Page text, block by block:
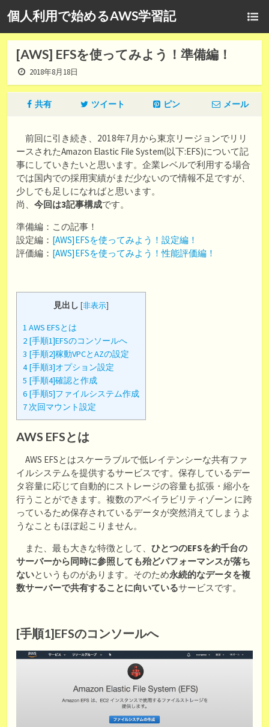
個人利用で始めるAWS学習記
[AWS] EFSを使ってみよう！準備編！
2018年8月18日
共有 ツイート ピン メール
前回に引き続き、2018年7月から東京リージョンでリリ
ースされたAmazon Elastic File System(以下:EFS)について記
事にしていきたいと思います。企業レベルで利用する場合
では国内での採用実績がまだ少ないので情報不足ですが、
少しでも足しになればと思います。
尚、 今回は3記事構成です。
準備編：この記事！
設定編： [AWS]EFSを使ってみよう！設定編！
評価編： [AWS]EFSを使ってみよう！性能評価編！
見出し [非表示]
1 AWS EFSとは
2 [手順1]EFSのコンソールへ
3 [手順2]稼動VPCとAZの設定
4[手順3]オプション設定
5 [手順4]確認と作成
6 [手順5]ファイルシステム作成
7 次回マウント設定
AWS EFSとは
AWS EFSとはスケーラブルで低レイテンシーな共有ファ
イルシステムを提供するサービスです。保存しているデー
タ容量に応じて自動的にストレージの容量も拡張・縮小を
行うことができます。複数のアベイラビリティゾーン に跨
っているため保存されているデータが突然消えてしまうよ
うなこともほぼ起こりません。
また、最も大きな特徴として、 ひとつのEFSを約千台の
サーバーから同時に参照しても殆どパフォーマンスが落ち
ないというものがあります。そのため永続的なデータを複
数サーバーで共有することに向いているサービスです。
[手順1]EFSのコンソールへ